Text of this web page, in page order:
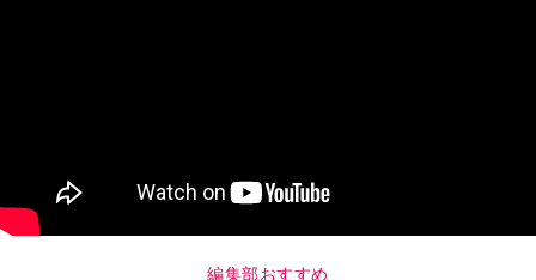
編集部おすすめ